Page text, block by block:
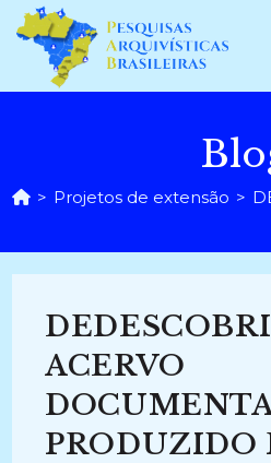
para
conteúdo
> Projetos de extensão >
ACERVO
PRODUZIDO